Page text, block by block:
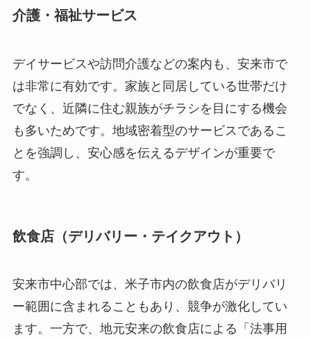
介護・福祉サービス
デイサービスや訪問介護などの案内も、安来市で
は非常に有効です。家族と同居している世帯だけ
でなく、近隣に住む親族がチラシを目にする機会
も多いためです。地域密着型のサービスであるこ
とを強調し、安心感を伝えるデザインが重要で
す。
飲食店（デリバリー・テイクアウト）
安来市中心部では、米子市内の飲食店がデリバリ
ー範囲に含まれることもあり、競争が激化してい
ます。一方で、地元安来の飲食店による「法事用